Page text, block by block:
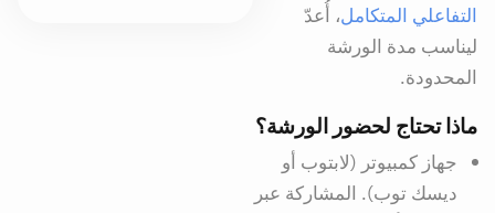
التفاعلي المتكامل، أُعدّ
ليناسب مدة الورشة
المحدودة.
ماذا تحتاج لحضور الورشة؟
جهاز كمبيوتر (لابتوب أو
ديسك توب). المشاركة عبر